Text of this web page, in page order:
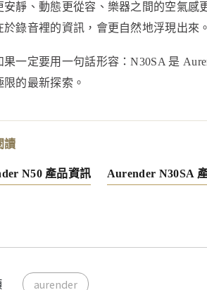
安靜、動態更從容、樂器之間的空氣
於錄音裡的資訊，會更自然地浮現出來。
果一定要用一句話形容：N30SA 是
限的最新探索。
讀
N50 產品資訊 Aurender N30SA
aurender